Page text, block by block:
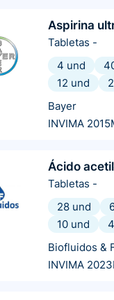
Aspirina
Tabletas -
4 und
12 und
Bayer
INVIMA
Ácido
Tabletas -
28 und
10 und
Biofluidos &
INVIMA